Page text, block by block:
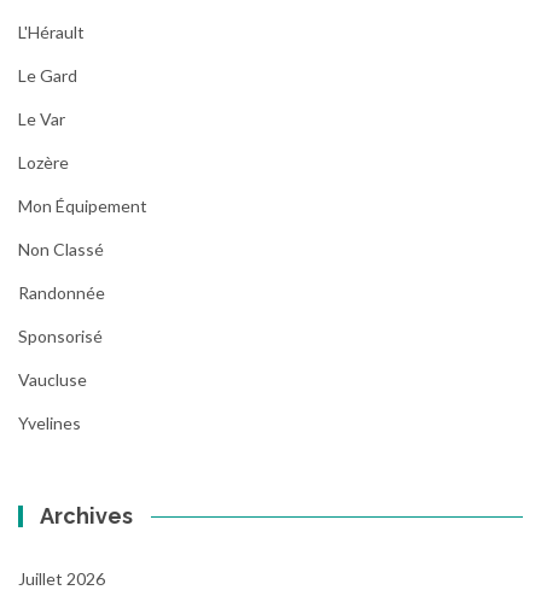
L'Hérault
Le Gard
Le Var
Lozère
Mon Équipement
Non Classé
Randonnée
Sponsorisé
Vaucluse
Yvelines
Archives
Juillet 2026